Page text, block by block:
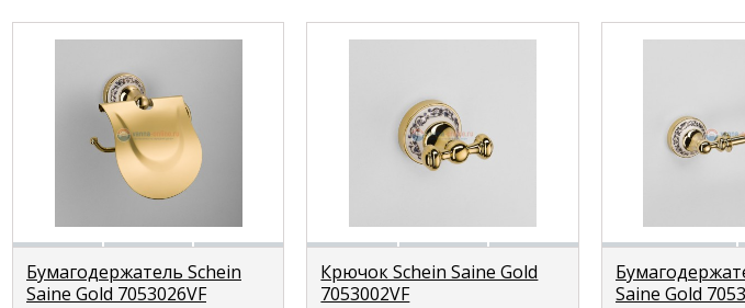
Бумагодержатель Schein
Saine Gold 7053026VF
Крючок Schein Saine Gold
7053002VF
Saine Gold